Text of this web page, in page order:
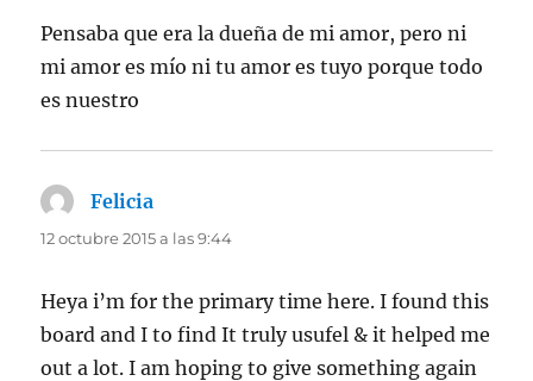
Pensaba que era la dueña de mi amor, pero ni
mi amor es mío ni tu amor es tuyo porque todo
es nuestro
Felicia
12 octubre 2015 a las 9:44
Heya i’m for the primary time here. I found this
board and I to find It truly usufel & it helped me
out a lot. I am hoping to give something again